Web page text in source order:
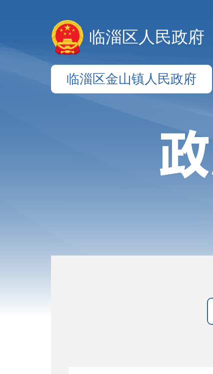
临淄区人民政府
临淄区金山镇人民政府